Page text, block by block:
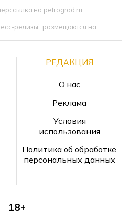
на petrograd.ru
релизы" размещаются на
РЕДАКЦИЯ
О нас
Реклама
Условия
использования
Политика об обработке
персональных данных
18+